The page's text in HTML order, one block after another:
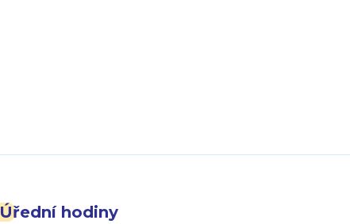
Úřední hodiny